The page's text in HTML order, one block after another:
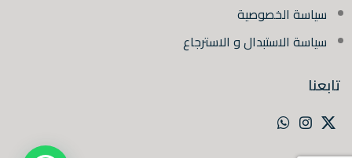
سياسة الخصوصية
سياسة الاستبدال و الاسترجاع
تابعنا